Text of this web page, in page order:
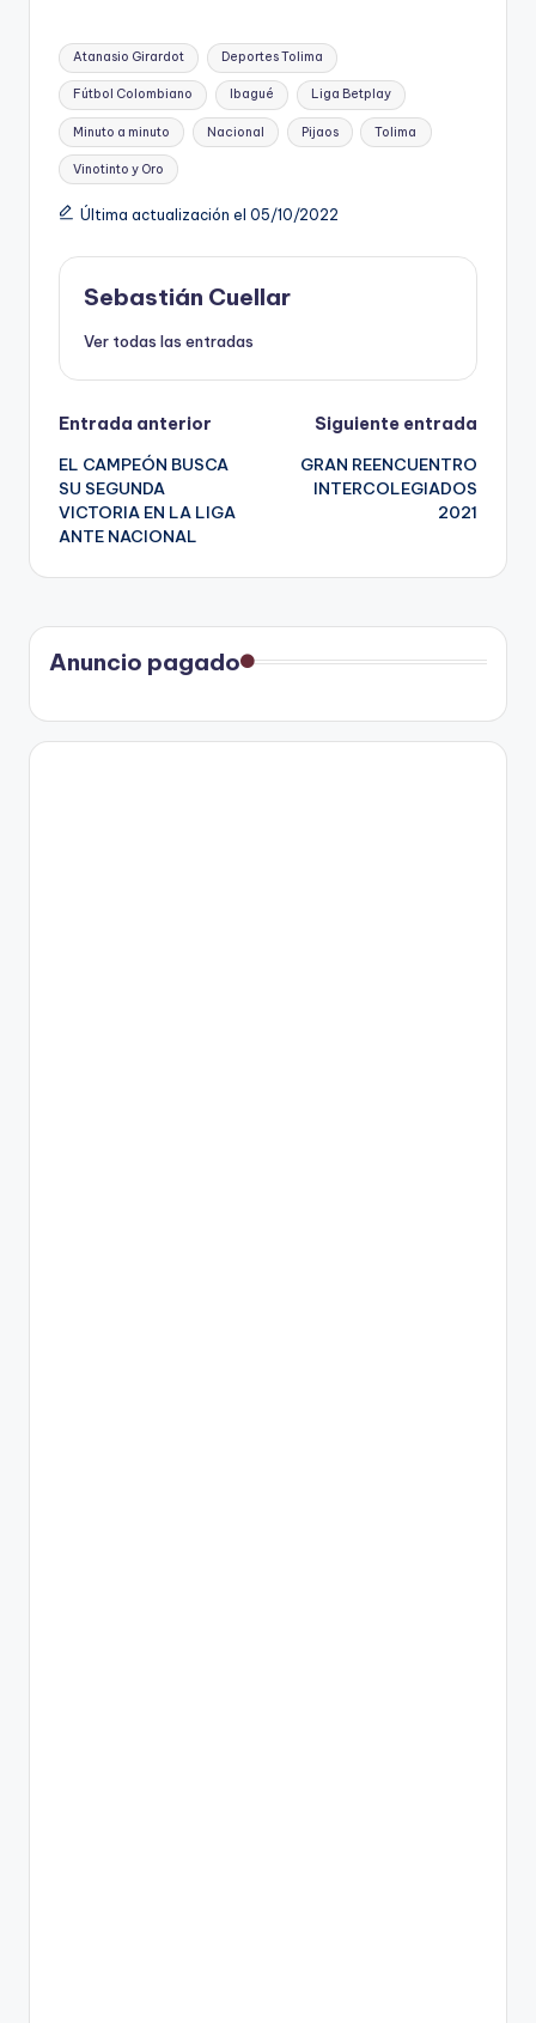
Etiquetas:
Atanasio Girardot Deportes Tolima
Fútbol Colombiano Ibagué Liga Betplay
Minuto a minuto Nacional Pijaos Tolima
Vinotinto y Oro
Última actualización el 05/10/2022
Sebastián Cuellar
Ver todas las entradas
Navegación
de
entradas
Entrada anterior
EL CAMPEÓN BUSCA
SU SEGUNDA
VICTORIA EN LA LIGA
ANTE NACIONAL
Siguiente entrada
GRAN REENCUENTRO
INTERCOLEGIADOS
2021
Anuncio pagado